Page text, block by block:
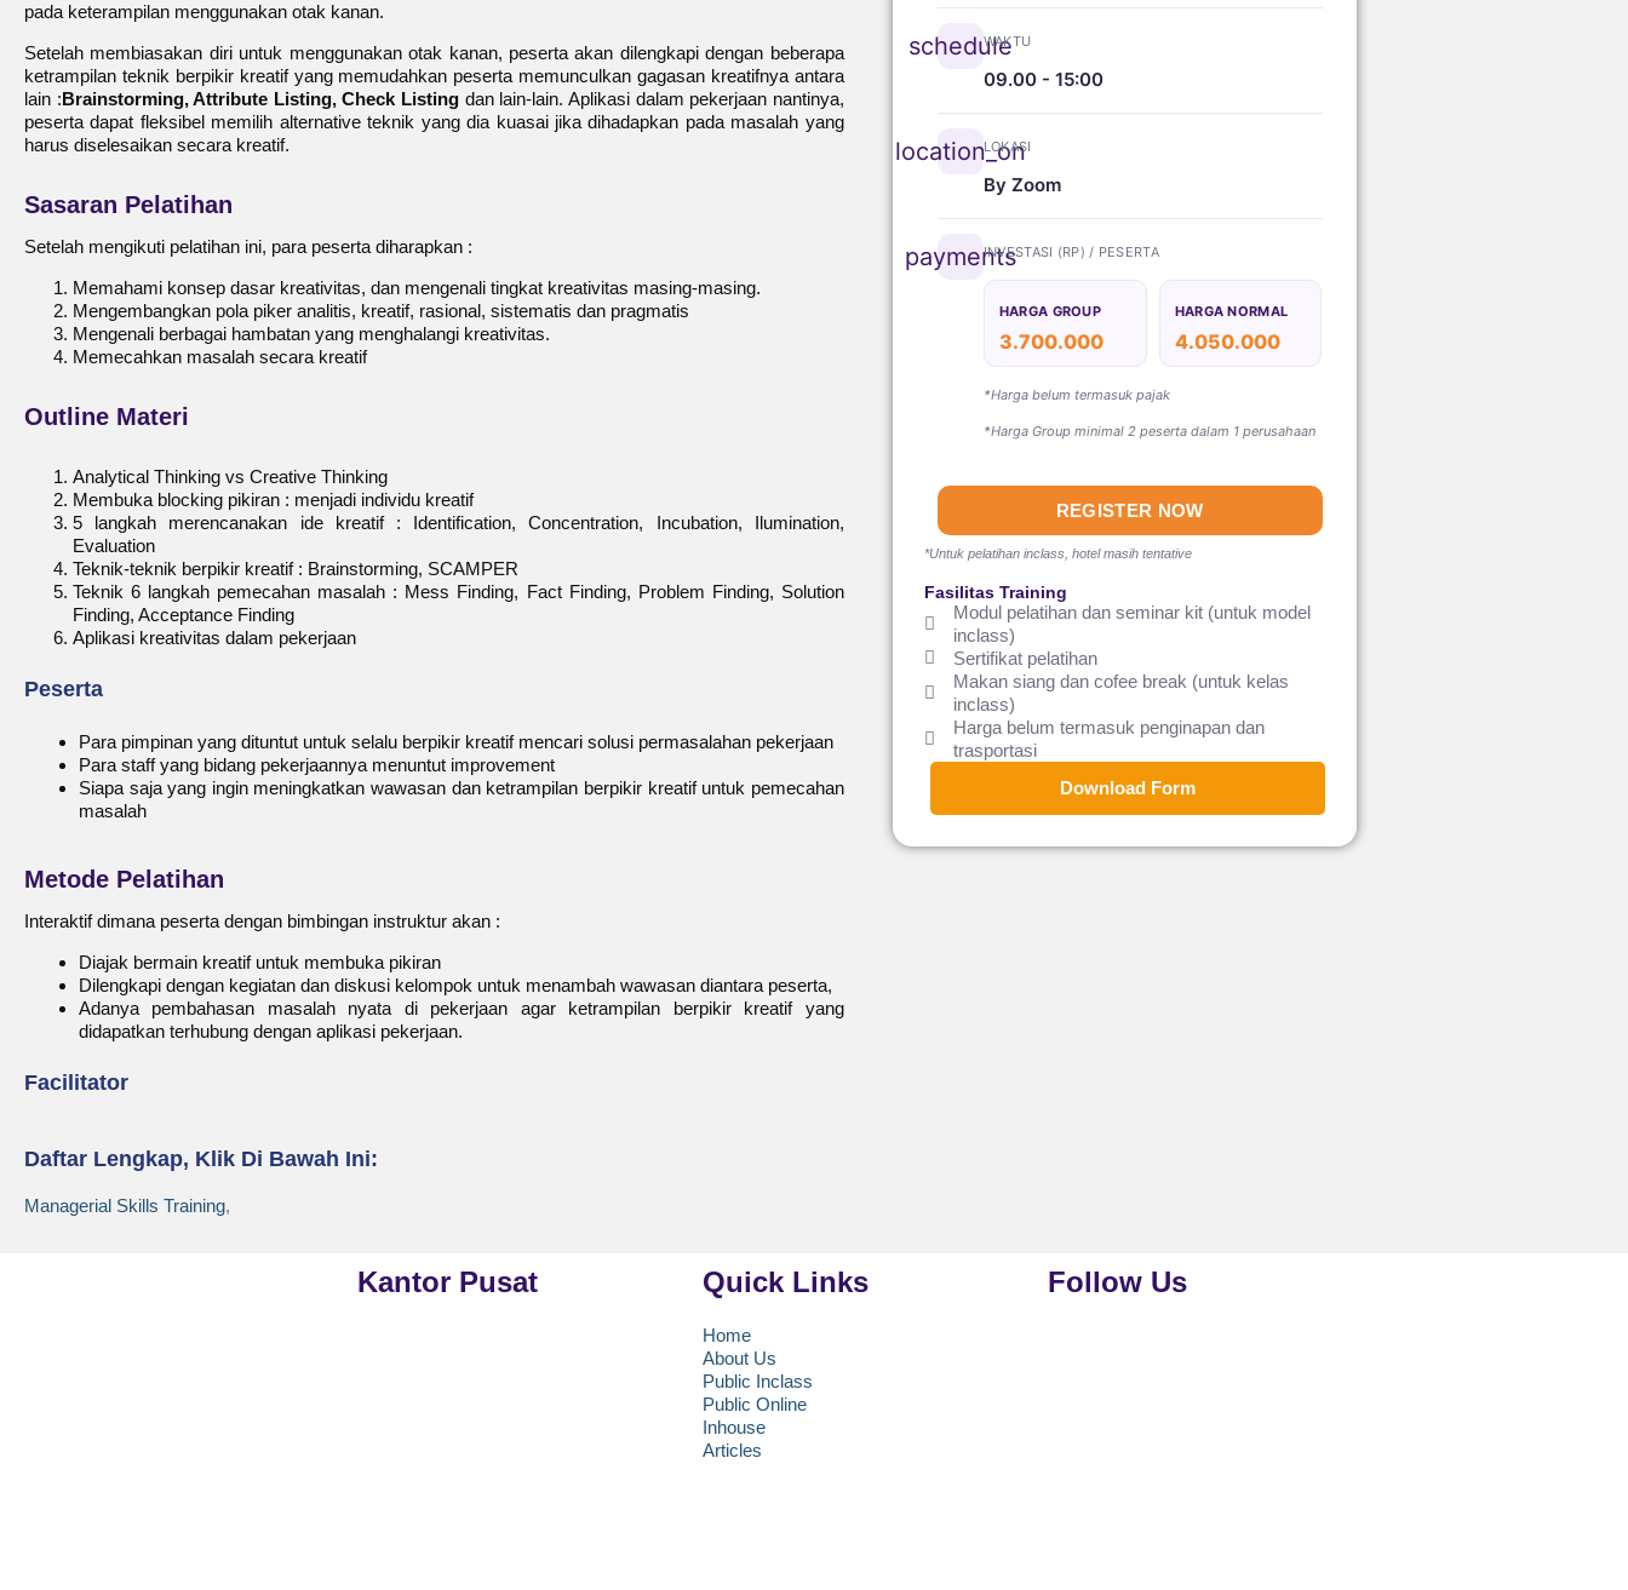
pada keterampilan menggunakan otak kanan.
Setelah membiasakan diri untuk menggunakan otak kanan, peserta akan dilengkapi dengan beberapa
ketrampilan teknik berpikir kreatif yang memudahkan peserta memunculkan gagasan kreatifnya antara
lain :Brainstorming, Attribute Listing, Check Listing dan lain-lain. Aplikasi dalam pekerjaan nantinya,
peserta dapat fleksibel memilih alternative teknik yang dia kuasai jika dihadapkan pada masalah yang
harus diselesaikan secara kreatif.
Sasaran Pelatihan
Setelah mengikuti pelatihan ini, para peserta diharapkan :
Memahami konsep dasar kreativitas, dan mengenali tingkat kreativitas masing-masing.
Mengembangkan pola piker analitis, kreatif, rasional, sistematis dan pragmatis
Mengenali berbagai hambatan yang menghalangi kreativitas.
Memecahkan masalah secara kreatif
Outline Materi
Analytical Thinking vs Creative Thinking
Membuka blocking pikiran : menjadi individu kreatif
5 langkah merencanakan ide kreatif : Identification, Concentration, Incubation, Ilumination,
Evaluation
Teknik-teknik berpikir kreatif : Brainstorming, SCAMPER
Teknik 6 langkah pemecahan masalah : Mess Finding, Fact Finding, Problem Finding, Solution
Finding, Acceptance Finding
Aplikasi kreativitas dalam pekerjaan
Peserta
Para pimpinan yang dituntut untuk selalu berpikir kreatif mencari solusi permasalahan pekerjaan
Para staff yang bidang pekerjaannya menuntut improvement
Siapa saja yang ingin meningkatkan wawasan dan ketrampilan berpikir kreatif untuk pemecahan
masalah
Metode Pelatihan
Interaktif dimana peserta dengan bimbingan instruktur akan :
Diajak bermain kreatif untuk membuka pikiran
Dilengkapi dengan kegiatan dan diskusi kelompok untuk menambah wawasan diantara peserta,
Adanya pembahasan masalah nyata di pekerjaan agar ketrampilan berpikir kreatif yang
didapatkan terhubung dengan aplikasi pekerjaan.
Facilitator
Daftar Lengkap, Klik Di Bawah Ini:
Managerial Skills Training,
schedule
WAKTU
09.00 - 15:00
location_on
LOKASI
By Zoom
paymentsINVESTASI (RP) / PESERTA
HARGA GROUP
3.700.000
HARGA NORMAL
4.050.000
*Harga belum termasuk pajak
*Harga Group minimal 2 peserta dalam 1 perusahaan
REGISTER NOW
*Untuk pelatihan inclass, hotel masih tentative
Fasilitas Training
Modul pelatihan dan seminar kit (untuk model
inclass)
Sertifikat pelatihan
Makan siang dan cofee break (untuk kelas
inclass)
Harga belum termasuk penginapan dan
trasportasi
Download Form
Kantor Pusat Quick Links
Home
About Us
Public Inclass
Public Online
Inhouse
Articles
Follow Us